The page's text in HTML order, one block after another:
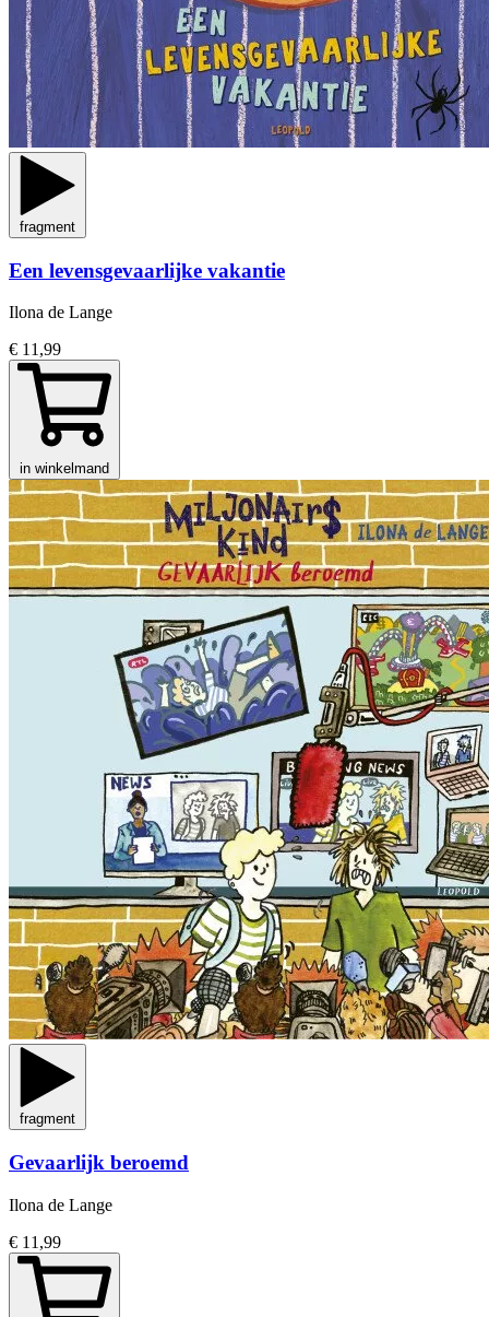
fragment
Een levensgevaarlijke vakantie
Ilona de Lange
€ 11,99
in winkelmand
fragment
Gevaarlijk beroemd
Ilona de Lange
€ 11,99